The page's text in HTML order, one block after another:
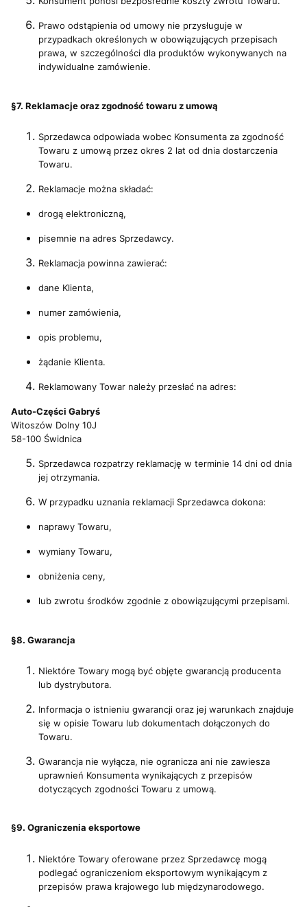
Prawo odstąpienia od umowy nie przysługuje w
przypadkach określonych w obowiązujących przepisach
prawa, w szczególności dla produktów wykonywanych na
indywidualne zamówienie.
§7. Reklamacje oraz zgodność towaru z umową
Sprzedawca odpowiada wobec Konsumenta za zgodność
Towaru z umową przez okres 2 lat od dnia dostarczenia
Towaru.
Reklamacje można składać:
drogą elektroniczną,
pisemnie na adres Sprzedawcy.
Reklamacja powinna zawierać:
dane Klienta,
numer zamówienia,
opis problemu,
żądanie Klienta.
Reklamowany Towar należy przesłać na adres:
Auto-Części Gabryś
Witoszów Dolny 10J
58-100 Świdnica
Sprzedawca rozpatrzy reklamację w terminie 14 dni od dnia
jej otrzymania.
W przypadku uznania reklamacji Sprzedawca dokona:
naprawy Towaru,
wymiany Towaru,
obniżenia ceny,
lub zwrotu środków zgodnie z obowiązującymi przepisami.
§8. Gwarancja
Niektóre Towary mogą być objęte gwarancją producenta
lub dystrybutora.
Informacja o istnieniu gwarancji oraz jej warunkach znajduje
się w opisie Towaru lub dokumentach dołączonych do
Towaru.
Gwarancja nie wyłącza, nie ogranicza ani nie zawiesza
uprawnień Konsumenta wynikających z przepisów
dotyczących zgodności Towaru z umową.
§9. Ograniczenia eksportowe
Niektóre Towary oferowane przez Sprzedawcę mogą
podlegać ograniczeniom eksportowym wynikającym z
przepisów prawa krajowego lub międzynarodowego.